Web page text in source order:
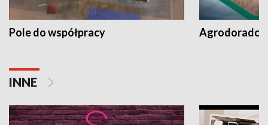
Pole do współpracy Agrodoradcy
INNE